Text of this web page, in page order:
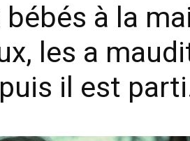
à la
les a
il est